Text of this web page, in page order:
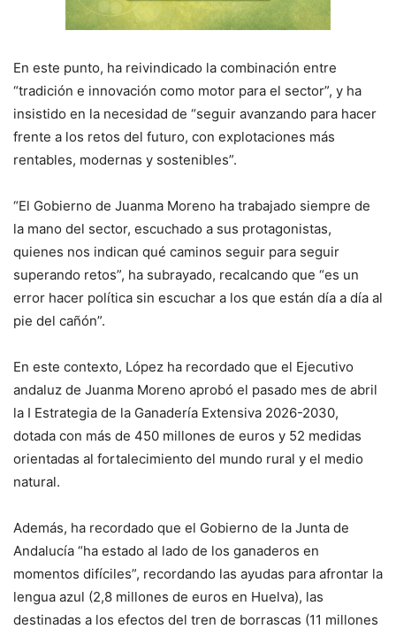
En este punto, ha reivindicado la combinación entre
“tradición e innovación como motor para el sector”, y ha
insistido en la necesidad de “seguir avanzando para hacer
frente a los retos del futuro, con explotaciones más
rentables, modernas y sostenibles”.
“El Gobierno de Juanma Moreno ha trabajado siempre de
la mano del sector, escuchado a sus protagonistas,
quienes nos indican qué caminos seguir para seguir
superando retos”, ha subrayado, recalcando que “es un
error hacer política sin escuchar a los que están día a día al
pie del cañón”.
En este contexto, López ha recordado que el Ejecutivo
andaluz de Juanma Moreno aprobó el pasado mes de abril
la I Estrategia de la Ganadería Extensiva 2026-2030,
dotada con más de 450 millones de euros y 52 medidas
orientadas al fortalecimiento del mundo rural y el medio
natural.
Además, ha recordado que el Gobierno de la Junta de
Andalucía “ha estado al lado de los ganaderos en
momentos difíciles”, recordando las ayudas para afrontar la
lengua azul (2,8 millones de euros en Huelva), las
destinadas a los efectos del tren de borrascas (11 millones